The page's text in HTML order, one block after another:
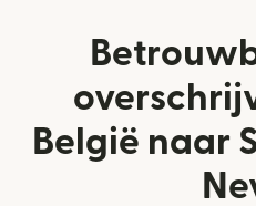
België naar